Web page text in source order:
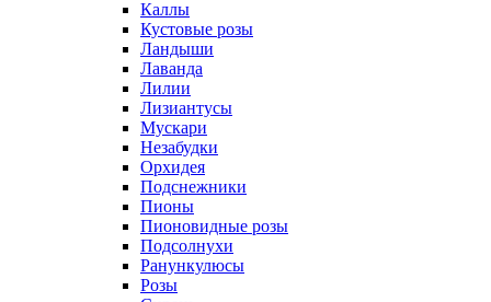
Каллы
Кустовые розы
Ландыши
Лаванда
Лилии
Лизиантусы
Мускари
Незабудки
Орхидея
Подснежники
Пионы
Пионовидные розы
Подсолнухи
Ранункулюсы
Розы